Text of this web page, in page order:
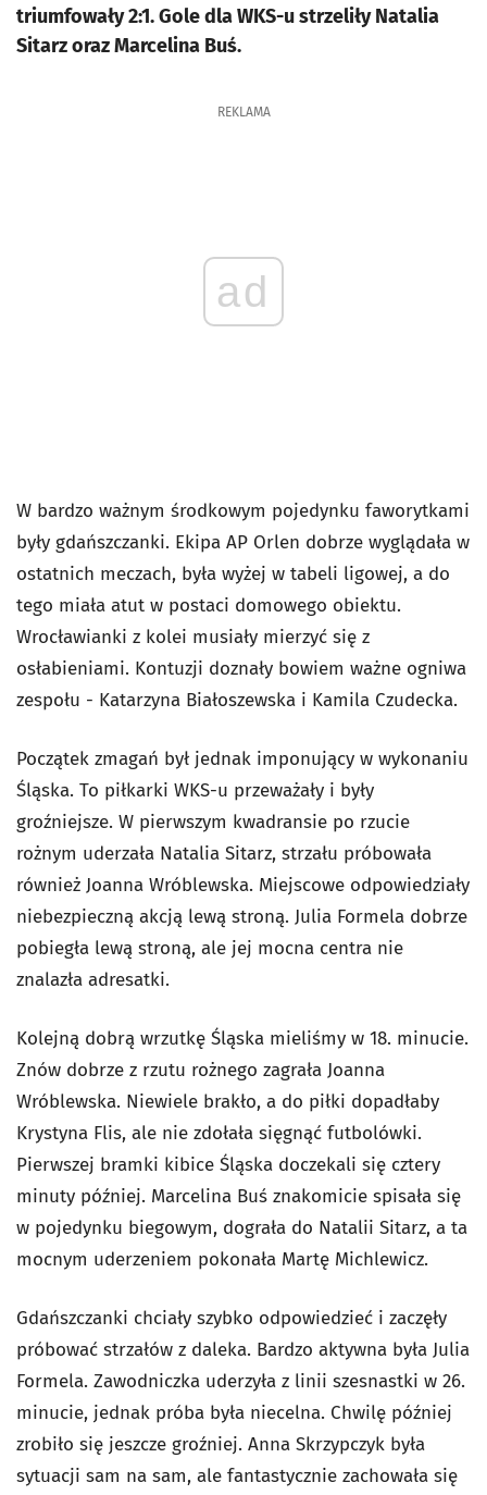
triumfowały 2:1. Gole dla WKS-u strzeliły Natalia
Sitarz oraz Marcelina Buś.
REKLAMA
ad
W bardzo ważnym środkowym pojedynku faworytkami
były gdańszczanki. Ekipa AP Orlen dobrze wyglądała w
ostatnich meczach, była wyżej w tabeli ligowej, a do
tego miała atut w postaci domowego obiektu.
Wrocławianki z kolei musiały mierzyć się z
osłabieniami. Kontuzji doznały bowiem ważne ogniwa
zespołu - Katarzyna Białoszewska i Kamila Czudecka.
Początek zmagań był jednak imponujący w wykonaniu
Śląska. To piłkarki WKS-u przeważały i były
groźniejsze. W pierwszym kwadransie po rzucie
rożnym uderzała Natalia Sitarz, strzału próbowała
również Joanna Wróblewska. Miejscowe odpowiedziały
niebezpieczną akcją lewą stroną. Julia Formela dobrze
pobiegła lewą stroną, ale jej mocna centra nie
znalazła adresatki.
Kolejną dobrą wrzutkę Śląska mieliśmy w 18. minucie.
Znów dobrze z rzutu rożnego zagrała Joanna
Wróblewska. Niewiele brakło, a do piłki dopadłaby
Krystyna Flis, ale nie zdołała sięgnąć futbolówki.
Pierwszej bramki kibice Śląska doczekali się cztery
minuty później. Marcelina Buś znakomicie spisała się
w pojedynku biegowym, dograła do Natalii Sitarz, a ta
mocnym uderzeniem pokonała Martę Michlewicz.
Gdańszczanki chciały szybko odpowiedzieć i zaczęły
próbować strzałów z daleka. Bardzo aktywna była Julia
Formela. Zawodniczka uderzyła z linii szesnastki w 26.
minucie, jednak próba była niecelna. Chwilę później
zrobiło się jeszcze groźniej. Anna Skrzypczyk była
sytuacji sam na sam, ale fantastycznie zachowała się